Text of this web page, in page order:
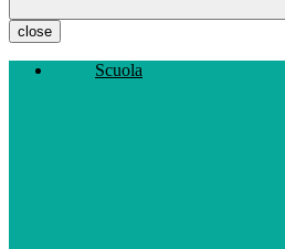
close
Scuola